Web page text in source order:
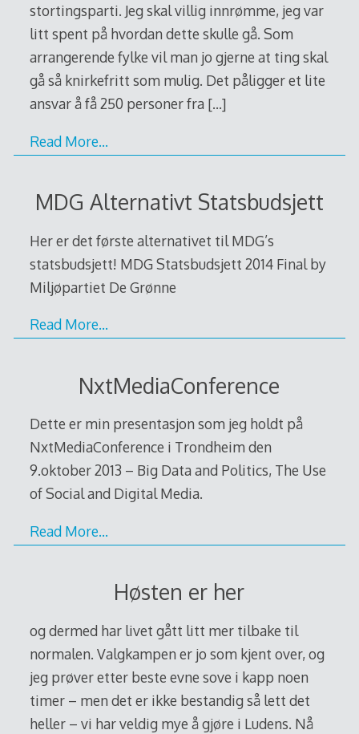
stortingsparti. Jeg skal villig innrømme, jeg var
litt spent på hvordan dette skulle gå. Som
arrangerende fylke vil man jo gjerne at ting skal
gå så knirkefritt som mulig. Det påligger et lite
ansvar å få 250 personer fra […]
Read More…
MDG Alternativt Statsbudsjett
Her er det første alternativet til MDG’s
statsbudsjett! MDG Statsbudsjett 2014 Final by
Miljøpartiet De Grønne
Read More…
NxtMediaConference
Dette er min presentasjon som jeg holdt på
NxtMediaConference i Trondheim den
9.oktober 2013 – Big Data and Politics, The Use
of Social and Digital Media.
Read More…
Høsten er her
og dermed har livet gått litt mer tilbake til
normalen. Valgkampen er jo som kjent over, og
jeg prøver etter beste evne sove i kapp noen
timer – men det er ikke bestandig så lett det
heller – vi har veldig mye å gjøre i Ludens. Nå